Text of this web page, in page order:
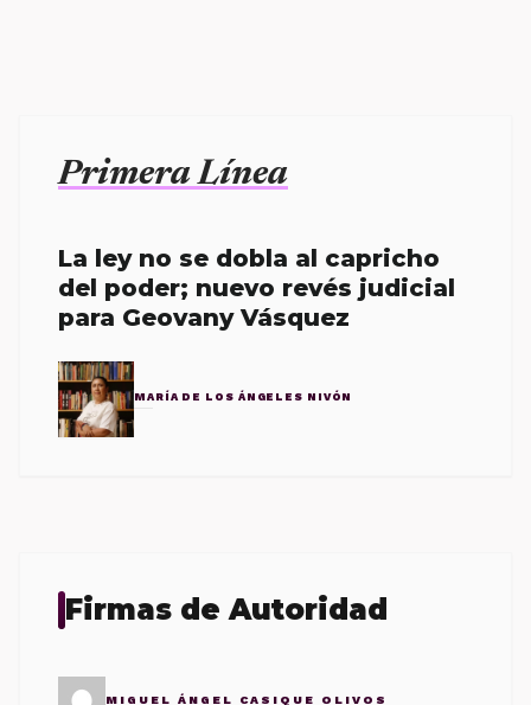
Primera Línea
La ley no se dobla al capricho
del poder; nuevo revés judicial
para Geovany Vásquez
MARÍA DE LOS ÁNGELES NIVÓN
Firmas de Autoridad
MIGUEL ÁNGEL CASIQUE OLIVOS